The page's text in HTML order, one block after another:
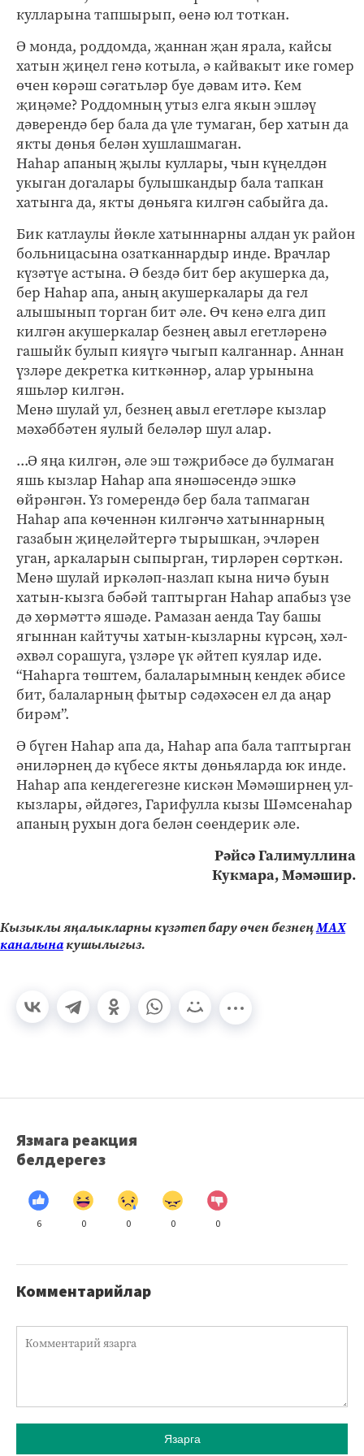
кулларына тапшырып, өенә юл тоткан.
Ә монда, роддомда, җаннан җан ярала, кайсы
хатын җиңел генә котыла, ә кайвакыт ике гомер
өчен көрәш сәгатьләр буе дәвам итә. Кем
җиңәме? Роддомның утыз елга якын эшләү
дәверендә бер бала да үле тумаган, бер хатын да
якты дөнья белән хушлашмаган.
Наһар апаның җылы куллары, чын күңелдән
укыган догалары булышкандыр бала тапкан
хатынга да, якты дөньяга килгән сабыйга да.
Бик катлаулы йөкле хатыннарны алдан ук район
больницасына озатканнардыр инде. Врачлар
күзәтүе астына. Ә бездә бит бер акушерка да,
бер Наһар апа, аның акушеркалары да гел
алышынып торган бит әле. Өч кенә елга дип
килгән акушеркалар безнең авыл егетләренә
гашыйк булып кияүгә чыгып калганнар. Аннан
үзләре декретка киткәннәр, алар урынына
яшьләр килгән.
Менә шулай ул, безнең авыл егетләре кызлар
мәхәббәтен яулый беләләр шул алар.
...Ә яңа килгән, әле эш тәҗрибәсе дә булмаган
яшь кызлар Наһар апа янәшәсендә эшкә
өйрәнгән. Үз гомерендә бер бала тапмаган
Наһар апа көченнән килгәнчә хатыннарның
газабын җиңеләйтергә тырышкан, эчләрен
уган, аркаларын сыпырган, тирләрен сөрткән.
Менә шулай иркәләп-назлап кына ничә буын
хатын-кызга бәбәй таптырган Наһар апабыз үзе
дә хөрмәттә яшәде. Рамазан аенда Тау башы
ягыннан кайтучы хатын-кызларны күрсәң, хәл-
әхвәл сорашуга, үзләре үк әйтеп куялар иде.
“Наһарга төштем, балаларымның кендек әбисе
бит, балаларның фытыр сәдәхәсен ел да аңар
бирәм”.
Ә бүген Наһар апа да, Наһар апа бала таптырган
әниләрнең дә күбесе якты дөньяларда юк инде.
Наһар апа кендегегезне кискән Мәмәширнең ул-
кызлары, әйдәгез, Гарифулла кызы Шәмсенаһар
апаның рухын дога белән сөендерик әле.
Рәйсә Галимуллина
Кукмара, Мәмәшир.
Кызыклы яңалыкларны күзәтеп бару өчен безнеңМАХ
каналынакушылыгыз.
Язмага реакция
белдерегез
6 0 0 0 0
Комментарийлар
Язарга